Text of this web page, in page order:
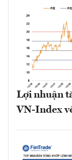
Lợi nhuận
VN-Index